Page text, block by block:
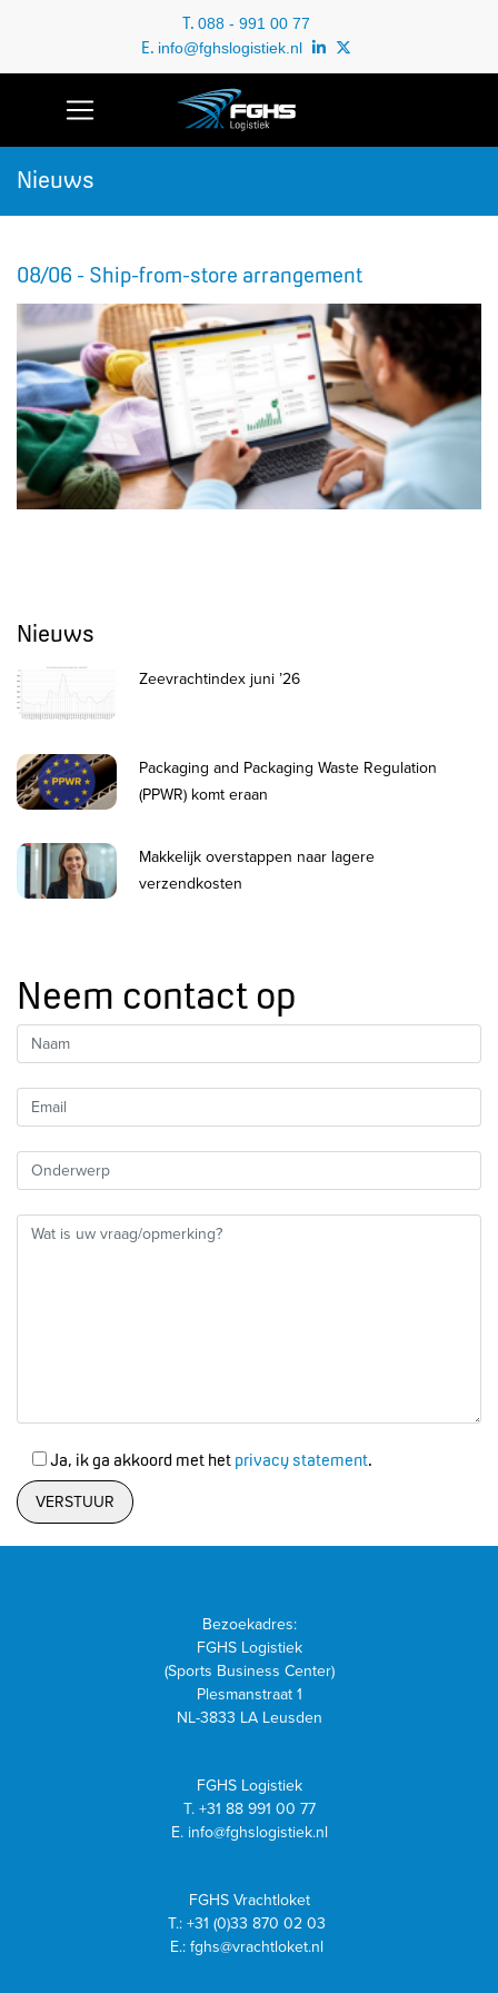
T. 088 - 991 00 77
E. info@fghslogistiek.nl
Nieuws
08/06 - Ship-from-store arrangement
Nieuws
Zeevrachtindex juni ’26
Packaging and Packaging Waste Regulation
(PPWR) komt eraan
Makkelijk overstappen naar lagere
verzendkosten
Neem contact op
Ja, ik ga akkoord met het privacy statement.
Bezoekadres:
FGHS Logistiek
(Sports Business Center)
Plesmanstraat 1
NL-3833 LA Leusden
FGHS Logistiek
T. +31 88 991 00 77
E. info@fghslogistiek.nl
FGHS Vrachtloket
T.: +31 (0)33 870 02 03
E.: fghs@vrachtloket.nl